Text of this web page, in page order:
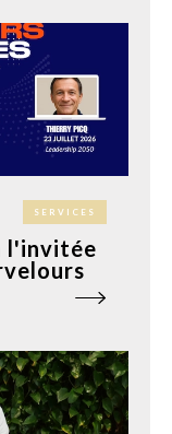
SERVICES
l'invitée